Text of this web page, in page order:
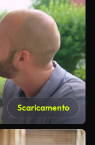
Scaricamento